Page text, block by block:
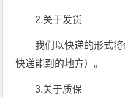
2.关于发货
我们以快递的形式
快递能到的地方）。
3.关于质保